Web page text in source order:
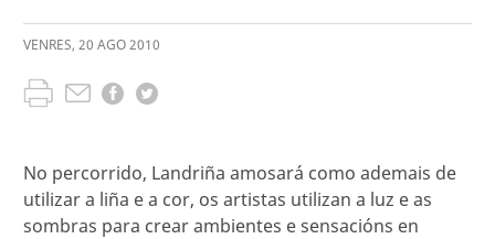
VENRES, 20 AGO2010
No percorrido, Landriña amosará como ademais de
utilizar a liña e a cor, os artistas utilizan a luz e as
sombras para crear ambientes e sensacións en